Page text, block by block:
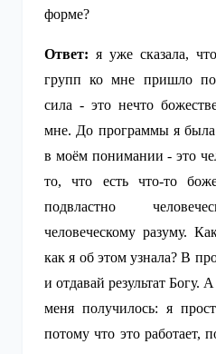
форме?
Ответ: я уже сказала,
групп ко мне пришло
сила - это нечто
мне. До программы я
в моём понимании - это
то, что есть что-то
подвластно
человеческому разуму.
как я об этом узнала? В
и отдавай результат Богу.
меня получилось: я
потому что это работает,